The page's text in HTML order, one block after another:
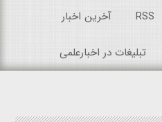
RSS آخرین اخبار
تبلیغات در اخبارعلمی